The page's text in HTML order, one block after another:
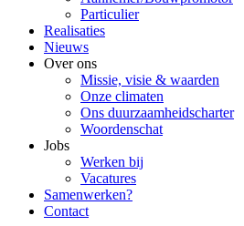
Particulier
Realisaties
Nieuws
Over ons
Missie, visie & waarden
Onze climaten
Ons duurzaamheidscharter
Woordenschat
Jobs
Werken bij
Vacatures
Samenwerken?
Contact